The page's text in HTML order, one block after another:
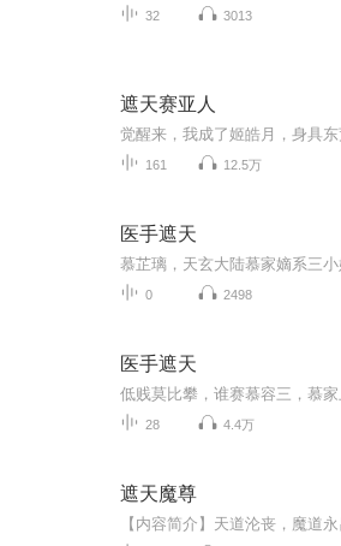
32 3013
遮天赛亚人
161 12.5万
医手遮天
0 2498
医手遮天
28 4.4万
遮天魔尊